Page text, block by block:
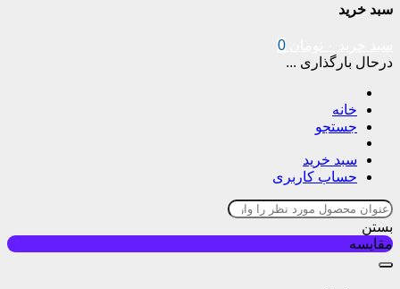
سبد خرید
0
درحال بارگذاری ...
خانه
جستجو
سبد خرید
حساب کاربری
بستن
مقایسه